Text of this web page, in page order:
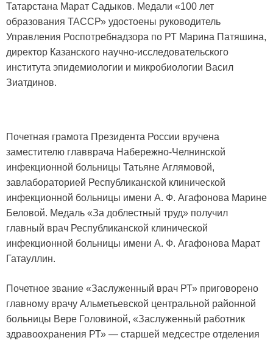
Татарстана Марат Садыков. Медали «100 лет
образования ТАССР» удостоены руководитель
Управления Роспотребнадзора по РТ Марина Патяшина,
директор Казанского научно-исследовательского
института эпидемиологии и микробиологии Васил
Зиатдинов.
Почетная грамота Президента России вручена
заместителю главврача Набережно-Челнинской
инфекционной больницы Татьяне Аглямовой,
завлабораторией Республиканской клинической
инфекционной больницы имени А. Ф. Агафонова Марине
Беловой. Медаль «За доблестный труд» получил
главный врач Республиканской клинической
инфекционной больницы имени А. Ф. Агафонова Марат
Гатауллин.
Почетное звание «Заслуженный врач РТ» приговорено
главному врачу Альметьевской центральной районной
больницы Вере Головиной, «Заслуженный работник
здравоохранения РТ» — старшей медсестре отделения